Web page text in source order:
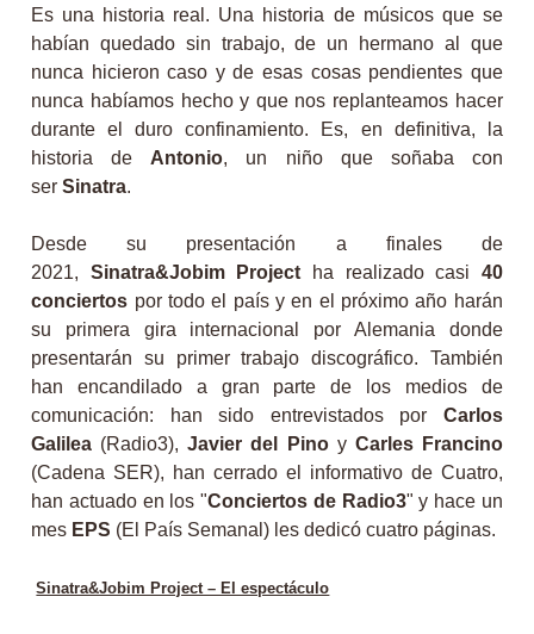
Es una historia real. Una historia de músicos que se
habían quedado sin trabajo, de un hermano al que
nunca hicieron caso y de esas cosas pendientes que
nunca habíamos hecho y que nos replanteamos hacer
durante el duro confinamiento. Es, en definitiva, la
historia de Antonio, un niño que soñaba con
serSinatra.
Desde su presentación a finales de
2021, Sinatra&Jobim Project ha realizado casi 40
conciertos por todo el país y en el próximo año harán
su primera gira internacional por Alemania donde
presentarán su primer trabajo discográfico. También
han encandilado a gran parte de los medios de
comunicación: han sido entrevistados por Carlos
Galilea (Radio3),Javier del Pino y Carles Francino
(Cadena SER), han cerrado el informativo de Cuatro,
han actuado en los "Conciertos de Radio3" y hace un
mes EPS (El País Semanal) les dedicó cuatro páginas.
Sinatra&Jobim Project – El espectáculo